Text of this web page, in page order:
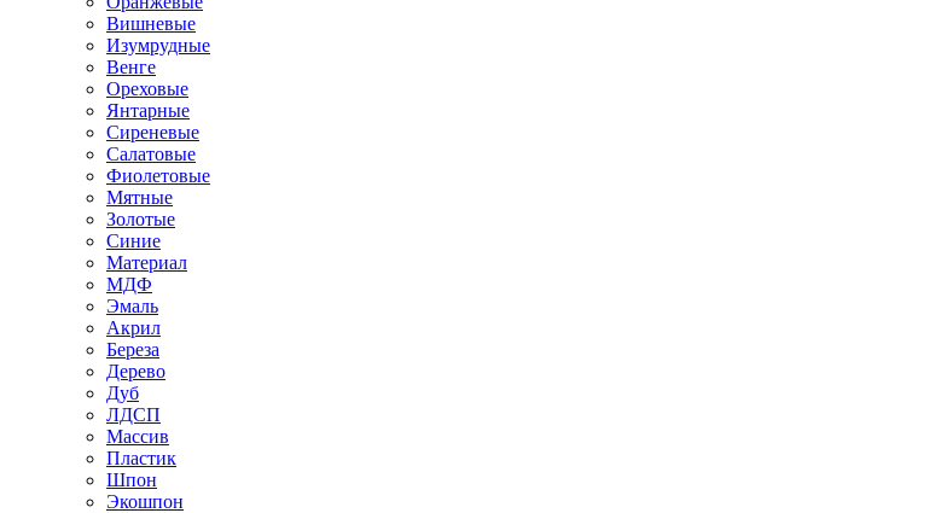
Вишневые
Изумрудные
Венге
Ореховые
Янтарные
Сиреневые
Салатовые
Фиолетовые
Мятные
Золотые
Синие
Материал
МДФ
Эмаль
Акрил
Береза
Дерево
Дуб
ЛДСП
Массив
Пластик
Шпон
Экошпон